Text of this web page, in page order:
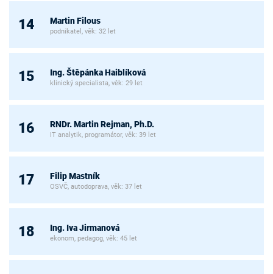
14 Martin Filous
podnikatel, věk: 32 let
15 Ing. Štěpánka Haiblíková
klinický specialista, věk: 29 let
16 RNDr. Martin Rejman, Ph.D.
IT analytik, programátor, věk: 39 let
17 Filip Mastník
OSVČ, autodoprava, věk: 37 let
18 Ing. Iva Jirmanová
ekonom, pedagog, věk: 45 let